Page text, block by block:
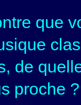
que
de
proche ?